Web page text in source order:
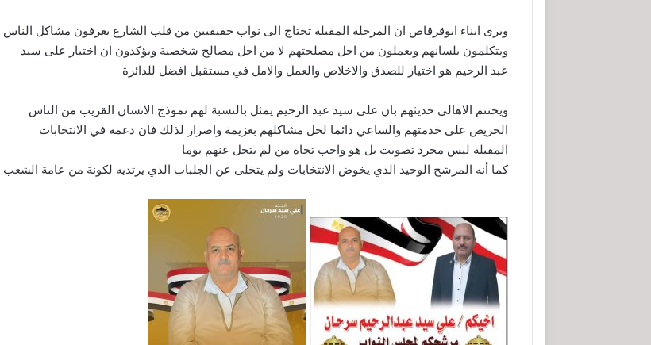
ويرى ابناء ابوقرقاص ان المرحلة المقبلة تحتاج الى نواب حقيقيين من قلب الشارع يعرفون مشاكل الناس
ويتكلمون بلسانهم ويعملون من اجل مصلحتهم لا من اجل مصالح شخصية ويؤكدون ان اختيار على سيد
عبد الرحيم هو اختيار للصدق والاخلاص والعمل والامل في مستقبل افضل للدائرة
ويختتم الاهالي حديثهم بان على سيد عبد الرحيم يمثل بالنسبة لهم نموذج الانسان القريب من الناس
الحريص على خدمتهم والساعي دائما لحل مشاكلهم بعزيمة واصرار لذلك فان دعمه في الانتخابات
المقبلة ليس مجرد تصويت بل هو واجب تجاه من لم يتخل عنهم يوما
كما أنه المرشح الوحيد الذي يخوض الانتخابات ولم يتخلى عن الجلباب الذي يرتديه لكونة من عامة الشعب